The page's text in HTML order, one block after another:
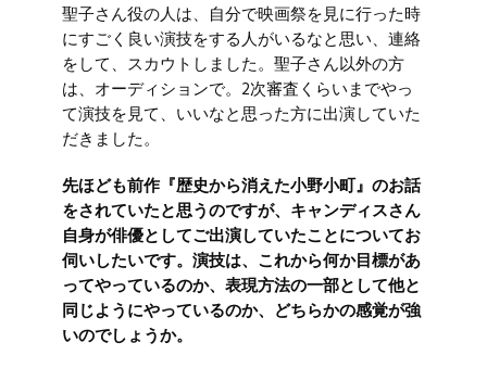
聖子さん役の人は、自分で映画祭を見に行った時
にすごく良い演技をする人がいるなと思い、連絡
をして、スカウトしました。聖子さん以外の方
は、オーディションで。2次審査くらいまでやっ
て演技を見て、いいなと思った方に出演していた
だきました。
先ほども前作『歴史から消えた小野小町』のお話
をされていたと思うのですが、キャンディスさん
自身が俳優としてご出演していたことについてお
伺いしたいです。演技は、これから何か目標があ
ってやっているのか、表現方法の一部として他と
同じようにやっているのか、どちらかの感覚が強
いのでしょうか。